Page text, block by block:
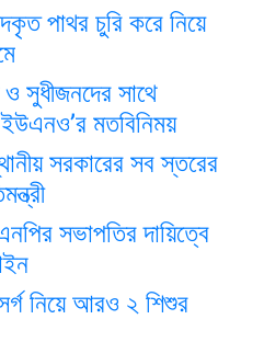
পাথর চুরি করে নিয়ে
সুধীজনদের সাথে
মতবিনিময়
সরকারের সব স্তরের
সভাপতির দায়িত্বে
নিয়ে আরও ২ শিশুর